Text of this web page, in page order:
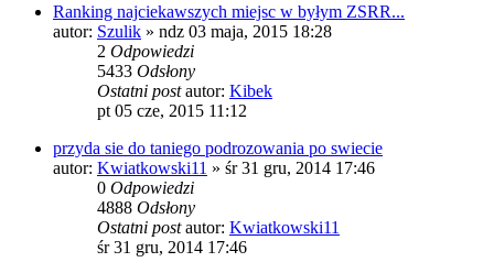
Ranking najciekawszych miejsc w byłym ZSRR...
autor: Szulik » ndz 03 maja, 2015 18:28
2 Odpowiedzi
5433 Odsłony
Ostatni postautor: Kibek
pt 05 cze, 2015 11:12
przyda sie do taniego podrozowania po swiecie
autor: Kwiatkowski11 » śr 31 gru, 2014 17:46
0 Odpowiedzi
4888 Odsłony
Ostatni postautor: Kwiatkowski11
śr 31 gru, 2014 17:46